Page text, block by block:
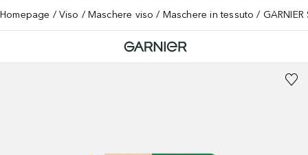
Homepage Viso Maschere viso Maschere in tessuto